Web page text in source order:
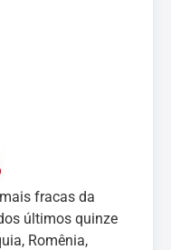
fracas da
últimos quinze
Romênia,